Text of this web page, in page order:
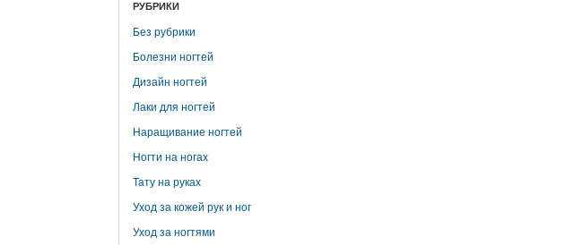
РУБРИКИ
Без рубрики
Болезни ногтей
Дизайн ногтей
Лаки для ногтей
Наращивание ногтей
Ногти на ногах
Тату на руках
Уход за кожей рук и ног
Уход за ногтями